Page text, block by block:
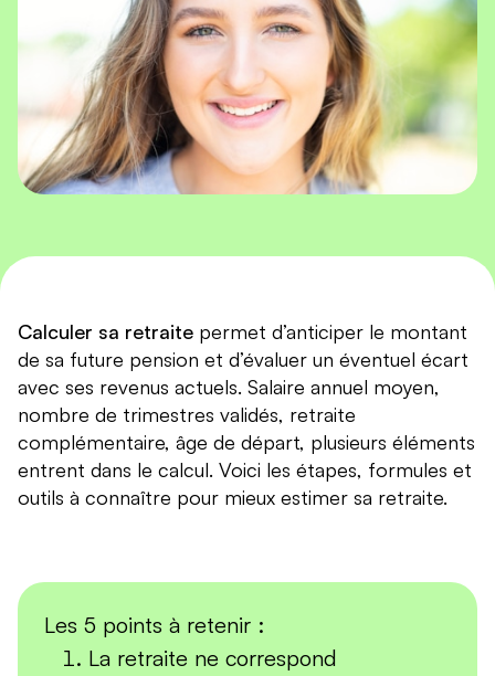
Calculer sa retraite permet d’anticiper le montant
de sa future pension et d’évaluer un éventuel écart
avec ses revenus actuels. Salaire annuel moyen,
nombre de trimestres validés, retraite
complémentaire, âge de départ, plusieurs éléments
entrent dans le calcul. Voici les étapes, formules et
outils à connaître pour mieux estimer sa retraite.
Les 5 points à retenir :
La retraite ne correspond